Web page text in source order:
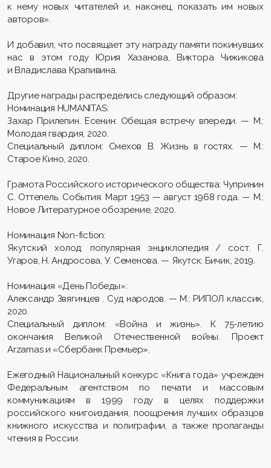
к нему новых читателей и, наконец, показать им новых
авторов».
И добавил, что посвящает эту награду памяти покинувших
нас в этом году Юрия Хазанова, Виктора Чижикова
и Владислава Крапивина.
Другие награды распределись следующий образом:
Номинация HUMANITAS:
Захар Прилепин. Есенин: Обещая встречу впереди. — М.:
Молодая гвардия, 2020.
Специальный диплом: Смехов В. Жизнь в гостях. — М.:
Старое Кино, 2020.
Грамота Российского исторического общества: Чупринин
С. Оттепель. События. Март 1953 — август 1968 года. — М.:
Новое Литературное обозрение, 2020.
Номинация Non-fiction:
Якутский холод: популярная энциклопедия / сост. Г.
Угаров, Н. Андросова, У. Семенова. — Якутск: Бичик, 2019.
Номинация «День Победы»:
Александр Звягинцев . Суд народов. — М.: РИПОЛ классик,
2020.
Специальный диплом: «Война и жизнь». К 75-летию
окончания Великой Отечественной войны. Проект
Arzamas и «Сбербанк Премьер».
Ежегодный Национальный конкурс «Книга года» учрежден
Федеральным агентством по печати и массовым
коммуникациям в 1999 году в целях поддержки
российского книгоиздания, поощрения лучших образцов
книжного искусства и полиграфии, а также пропаганды
чтения в России.